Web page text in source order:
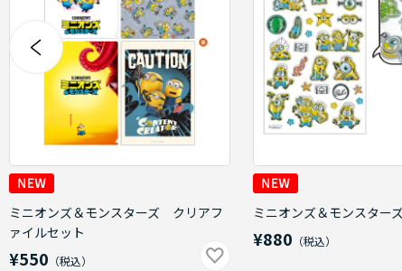
ミニオンズ＆モンスターズ クリアフ
ァイルセット
¥550
ミニオンズ＆モンスタ
¥880